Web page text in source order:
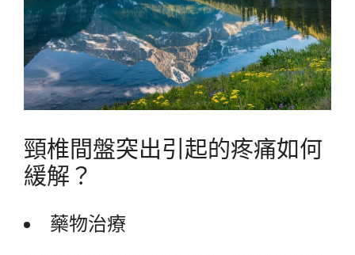
頸椎間盤突出引起的疼痛如何
緩解？
藥物治療